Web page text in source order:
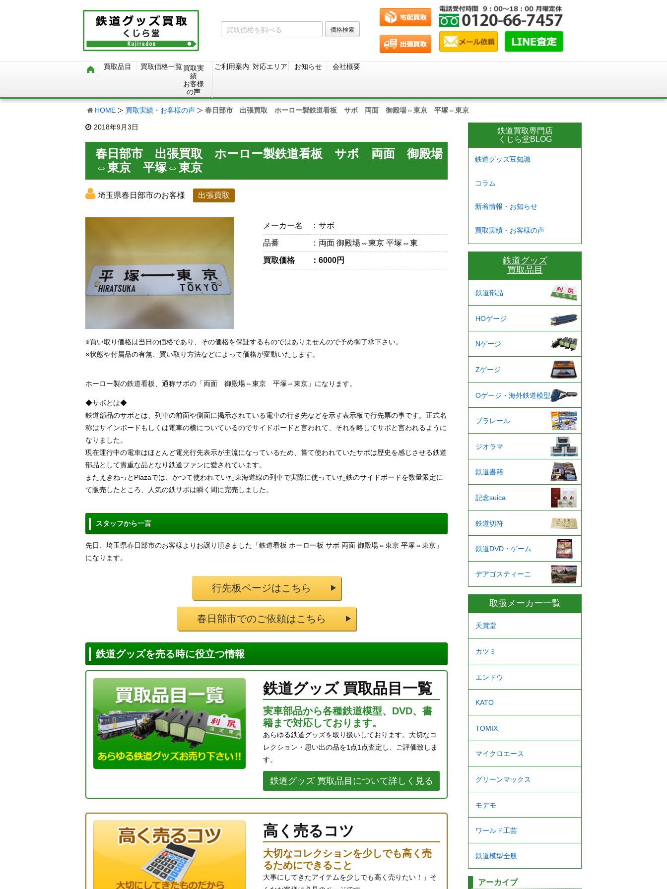
買取品目 買取価格一覧買取実
績
お客様
の声
ご利用案内 対応エリア お知らせ 会社概要
HOME 買取実績・お客様の声 春日部市 出張買取 ホーロー製鉄道看板 サボ 両面 御殿場⇔東京 平塚⇔東京
2018年9月3日
春日部市 出張買取 ホーロー製鉄道看板 サボ 両面 御殿場
⇔東京 平塚⇔東京
埼玉県春日部市のお客様 出張買取
メーカー名 サボ
品番 両面 御殿場⇔東京 平塚⇔東
買取価格 6000円
※買い取り価格は当日の価格であり、その価格を保証するものではありませんので予め御了承下さい。
※状態や付属品の有無、買い取り方法などによって価格が変動いたします。
ホーロー製の鉄道看板、通称サボの「両面 御殿場⇔東京 平塚⇔東京」になります。
◆サボとは◆
鉄道部品のサボとは、列車の前面や側面に掲示されている電車の行き先などを示す表示板で行先票の事です。正式名
称はサインボードもしくは電車の横についているのでサイドボードと言われて、それを略してサボと言われるように
なりました。
現在運行中の電車はほとんど電光行先表示が主流になっているため、嘗て使われていたサボは歴史を感じさせる鉄道
部品として貴重な品となり鉄道ファンに愛されています。
またえきねっとPlazaでは、かつて使われていた東海道線の列車で実際に使っていた鉄のサイドボードを数量限定に
て販売したところ、人気の鉄サボは瞬く間に完売しました。
スタッフから一言
先日、埼玉県春日部市のお客様よりお譲り頂きました「鉄道看板 ホーロー板 サボ 両面 御殿場⇔東京 平塚⇔東京」
になります。
行先板ページはこちら
春日部市でのご依頼はこちら
鉄道グッズを売る時に役立つ情報
鉄道グッズ 買取品目一覧
実車部品から各種鉄道模型、DVD、書
籍まで対応しております。
あらゆる鉄道グッズを取り扱いしております。大切なコ
レクション・思い出の品を1点1点査定し、ご評価致しま
す。
鉄道グッズ 買取品目について詳しく見る
高く売るコツ
大切なコレクションを少しでも高く売
るためにできること
大事にしてきたアイテムを少しでも高く売りたい！」そ
鉄道買取専門店
くじら堂BLOG
鉄道グッズ豆知識
コラム
新着情報・お知らせ
買取実績・お客様の声
鉄道グッズ
買取品目
鉄道部品
HOゲージ
Nゲージ
Zゲージ
Oゲージ・海外鉄道模型
プラレール
ジオラマ
鉄道書籍
記念suica
鉄道切符
鉄道DVD・ゲーム
デアゴスティーニ
取扱メーカー一覧
天賞堂
カツミ
エンドウ
KATO
TOMIX
マイクロエース
グリーンマックス
モデモ
ワールド工芸
鉄道模型全般
アーカイブ